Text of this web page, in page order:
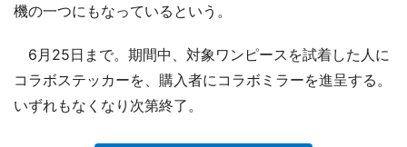
機の一つにもなっているという。
6月25日まで。期間中、対象ワンピースを試着した人に
コラボステッカーを、購入者にコラボミラーを進呈する。
いずれもなくなり次第終了。